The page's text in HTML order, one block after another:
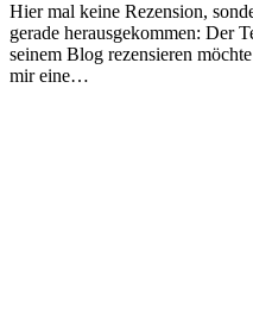
Hier mal keine Rezension, sondern Eigenwerbung. Mein Erstling ist
gerade herausgekommen: Der
seinem Blog rezensieren
mir eine…